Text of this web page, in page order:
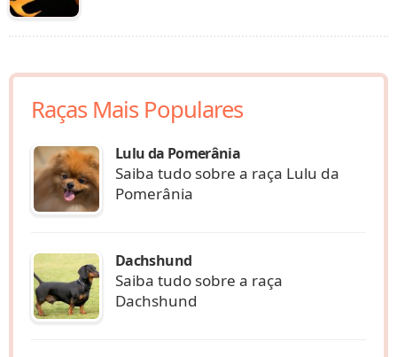
Raças Mais Populares
Lulu da Pomerânia
Saiba tudo sobre a raça Lulu da
Pomerânia
Dachshund
Saiba tudo sobre a raça
Dachshund